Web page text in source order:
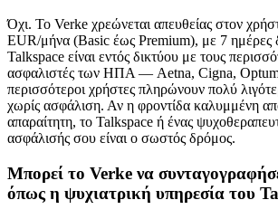
Όχι. Το Verke χρεώνεται απευθείας στον
EUR/μήνα (Basic έως Premium), με 7 ημέρες
Talkspace είναι εντός δικτύου με τους
ασφαλιστές των ΗΠΑ — Aetna, Cigna,
περισσότεροι χρήστες πληρώνουν πολύ
χωρίς ασφάλιση. Αν η φροντίδα καλυμμένη
απαραίτητη, το Talkspace ή ένας
ασφάλισής σου είναι ο σωστός δρόμος.
Μπορεί το Verke να
όπως η ψυχιατρική υπηρεσία του